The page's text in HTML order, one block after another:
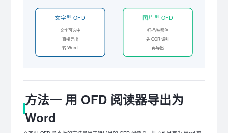
文字型 OFD
文字可选中
直接导出
转 Word
图片型 OFD
扫描/拍照件
先 OCR 识别
再导出
方法一 用 OFD 阅读器导出为
Word